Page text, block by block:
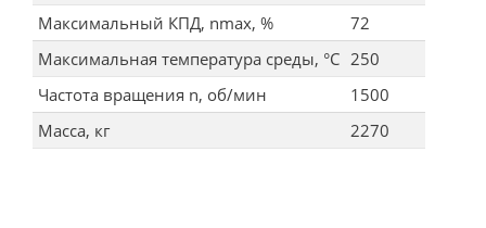
Максимальный КПД, nmax, %
72
Максимальная температура среды, °С 250
Частота вращения n, об/мин
1500
Масса, кг
2270